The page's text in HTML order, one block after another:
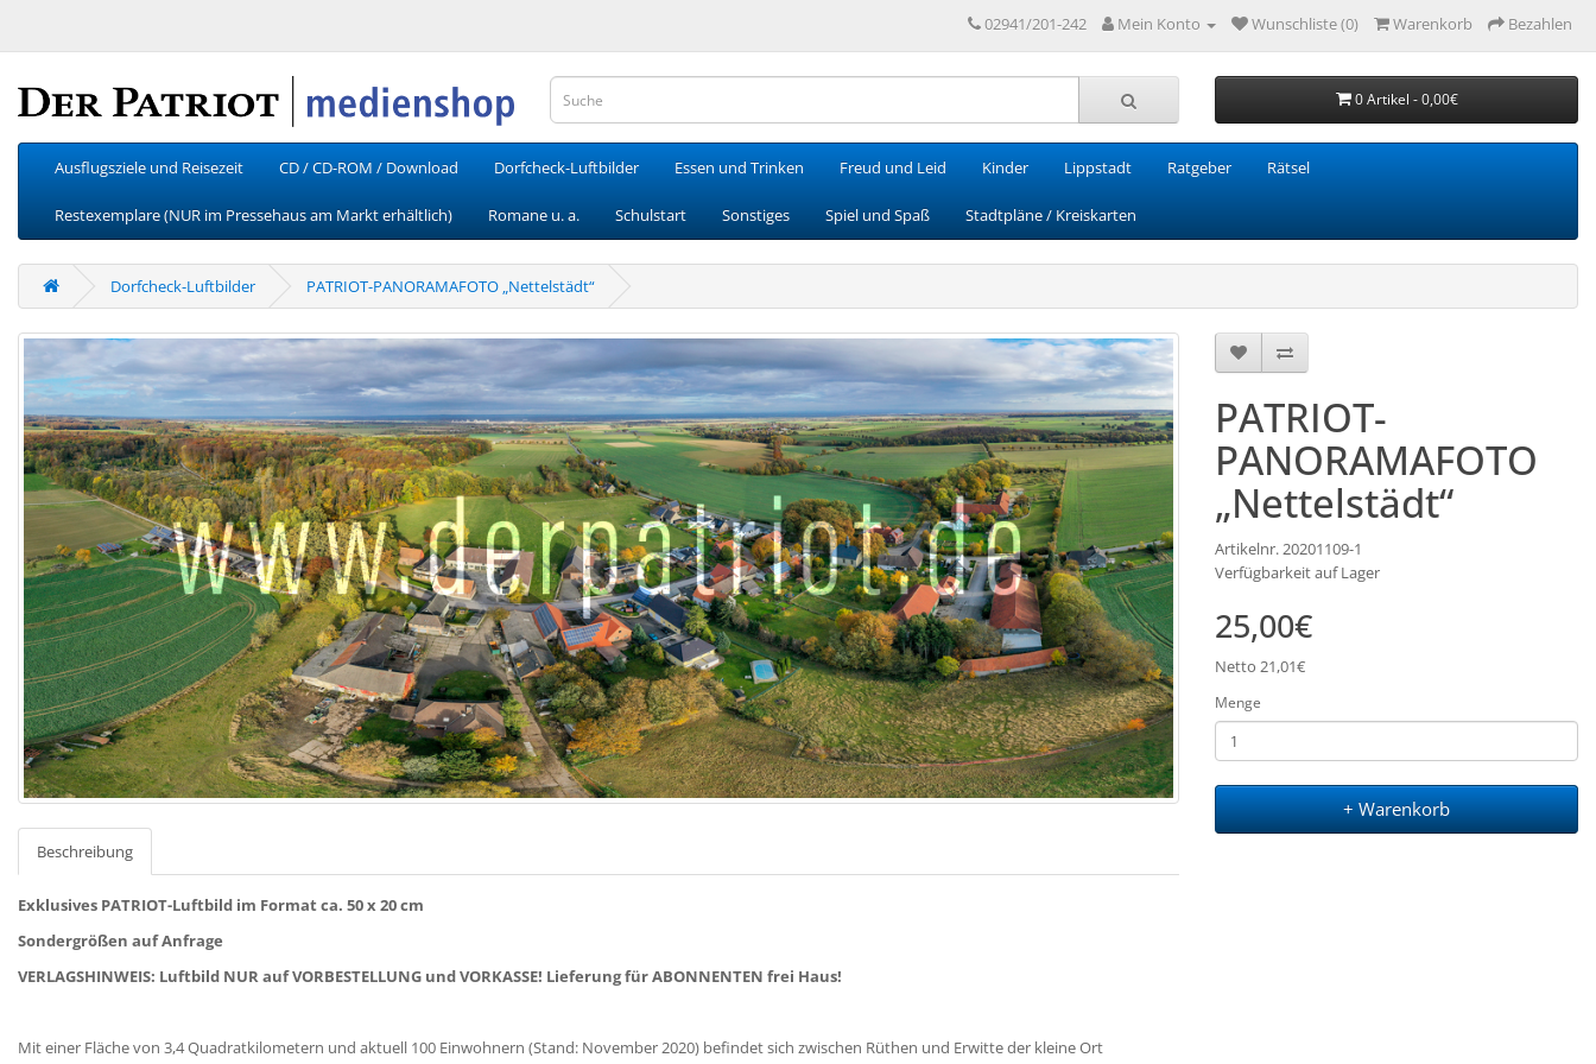
02941/201-242 Mein Konto Wunschliste (0) Warenkorb Bezahlen
0 Artikel - 0,00€
Ausflugsziele und Reisezeit CD / CD-ROM / Download Dorfcheck-Luftbilder Essen und Trinken Freud und Leid Kinder Lippstadt Ratgeber Rätsel
Restexemplare (NUR im Pressehaus am Markt erhältlich) Romane u. a. Schulstart Sonstiges Spiel und Spaß Stadtpläne / Kreiskarten
Dorfcheck-Luftbilder PATRIOT-PANORAMAFOTO „Nettelstädt“
Beschreibung
Exklusives PATRIOT-Luftbild im Format ca. 50 x 20 cm
Sondergrößen auf Anfrage
VERLAGSHINWEIS: Luftbild NUR auf VORBESTELLUNG und VORKASSE! Lieferung für ABONNENTEN frei Haus!
Mit einer Fläche von 3,4 Quadratkilometern und aktuell 100 Einwohnern (Stand: November 2020) befindet sich zwischen Rüthen und Erwitte der kleine Ort
PATRIOT-
PANORAMAFOTO
„Nettelstädt“
Artikelnr. 20201109-1
Verfügbarkeit auf Lager
25,00€
Netto 21,01€
Menge
+ Warenkorb